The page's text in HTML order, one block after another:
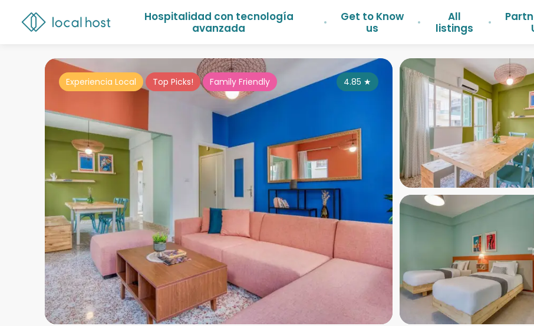
Hospitalidad con tecnología
avanzada
Get to Know
us
All
listings
4.85 ★
Experiencia Local Top Picks! Family Friendly